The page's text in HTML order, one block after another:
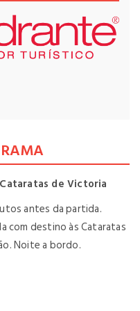
de Victoria
antes da partida.
com destino às Cataratas
Noite a bordo.